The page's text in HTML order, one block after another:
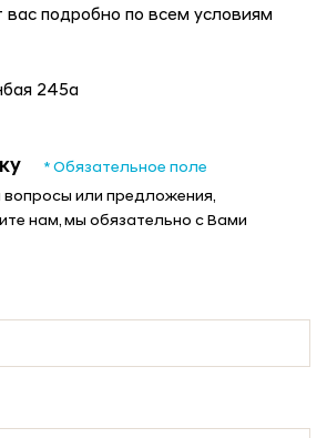
вас подробно по всем условиям
245а
* Обязательное поле
вопросы или предложения,
нам, мы обязательно с Вами